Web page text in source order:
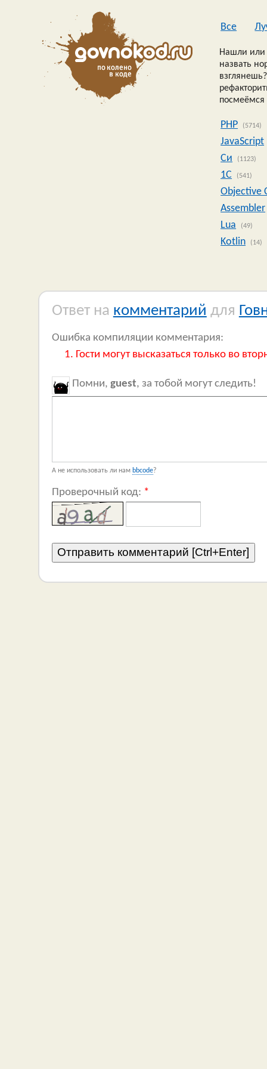
Все
Нашли или
назвать
посмеёмся
PHP (5714)
JavaScript
Си
(1123)
1C (541)
Objective
Assembler
Lua
(49)
Kotlin (14)
Ответ на комментарий для
Ошибка компиляции комментария:
Гости могут высказаться только во
Помни, guest, за тобой могут следить!
А не использовать ли нам bbcode?
Проверочный код: *